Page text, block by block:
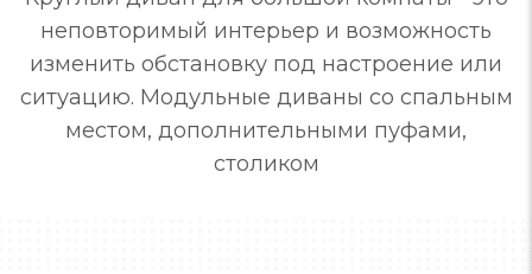
неповторимый интерьер и возможность
изменить обстановку под настроение или
ситуацию. Модульные диваны со спальным
местом, дополнительными пуфами,
столиком